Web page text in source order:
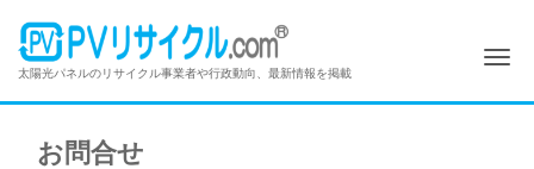
太陽光パネルのリサイクル事業者や行政動向、最新情報を掲載
お問合せ